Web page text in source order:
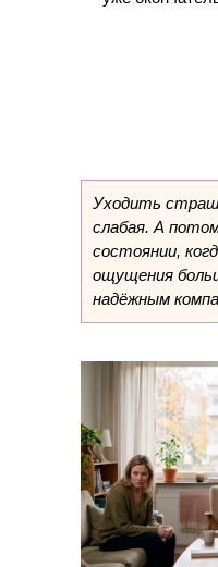
Уходить
слабая. А
состоянии,
ощущения
надёжным